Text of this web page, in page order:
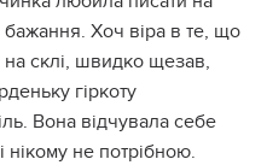
бажання. Хоч віра в те, що
на склі, швидко щезав,
гіркоту
Вона відчувала себе
нікому не потрібною.